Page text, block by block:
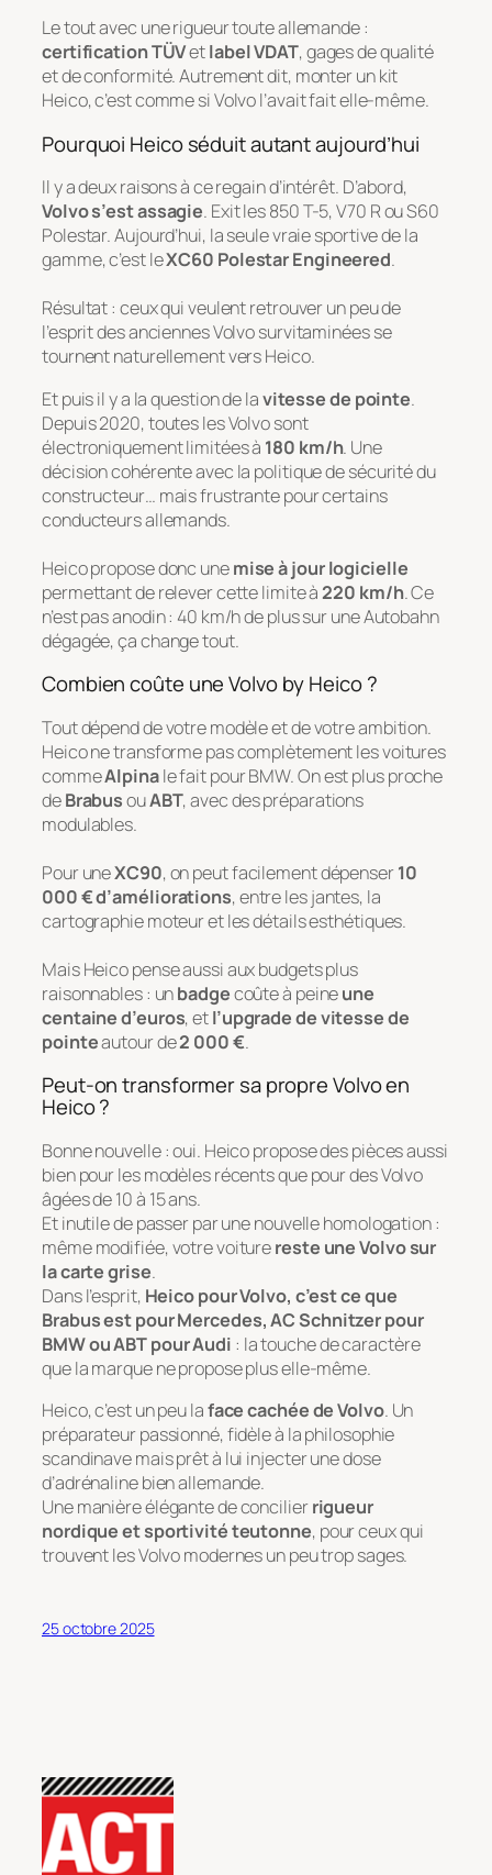
Le tout avec une rigueur toute allemande :
certification TÜVetlabel VDAT, gages de qualité
et de conformité. Autrement dit, monter un kit
Heico, c’est comme si Volvo l’avait fait elle-même.
Pourquoi Heico séduit autant aujourd’hui
Il y a deux raisons à ce regain d’intérêt. D’abord,
Volvo s’est assagie. Exit les 850 T-5, V70 R ou S60
Polestar. Aujourd’hui, la seule vraie sportive de la
gamme, c’est leXC60 Polestar Engineered.
Résultat : ceux qui veulent retrouver un peu de
l’esprit des anciennes Volvo survitaminées se
tournent naturellement vers Heico.
Et puis il y a la question de lavitesse de pointe.
Depuis 2020, toutes les Volvo sont
électroniquement limitées à 180 km/h. Une
décision cohérente avec la politique de sécurité du
constructeur… mais frustrante pour certains
conducteurs allemands.
Heico propose donc unemise à jour logicielle
permettant de relever cette limite à220 km/h. Ce
n’est pas anodin : 40 km/h de plus sur une Autobahn
dégagée, ça change tout.
Combien coûte une Volvo by Heico ?
Tout dépend de votre modèle et de votre ambition.
Heico ne transforme pas complètement les voitures
commeAlpinale fait pour BMW. On est plus proche
deBrabusouABT, avec des préparations
modulables.
Pour uneXC90, on peut facilement dépenser10
000 € d’améliorations, entre les jantes, la
cartographie moteur et les détails esthétiques.
Mais Heico pense aussi aux budgets plus
raisonnables : unbadgecoûte à peineune
centaine d’euros, etl’upgrade de vitesse de
pointeautour de2 000 €.
Peut-on transformer sa propre Volvo en
Heico ?
Bonne nouvelle : oui. Heico propose des pièces aussi
bien pour les modèles récents que pour des Volvo
âgées de 10 à 15 ans.
Et inutile de passer par une nouvelle homologation :
même modifiée, votre voiturereste une Volvo sur
la carte grise.
Dans l’esprit, Heico pour Volvo, c’est ce que
Brabus est pour Mercedes, AC Schnitzer pour
BMW ou ABT pour Audi : la touche de caractère
que la marque ne propose plus elle-même.
Heico, c’est un peu laface cachée de Volvo. Un
préparateur passionné, fidèle à la philosophie
scandinave mais prêt à lui injecter une dose
d’adrénaline bien allemande.
Une manière élégante de concilierrigueur
nordique et sportivité teutonne, pour ceux qui
trouvent les Volvo modernes un peu trop sages.
25 octobre 2025